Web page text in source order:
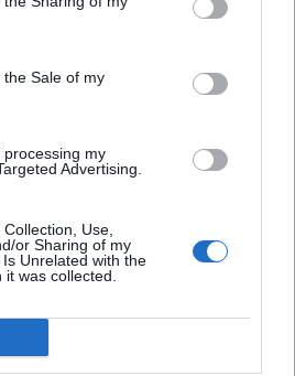
Sale of my
my
Advertising.
Use,
or Sharing of my
Unrelated with the
was collected.
απιξαμπάνη)
και εγκεφαλικού
Η
παρακολούθηση κατά τη
και παρέμβαση.
μπορεί να
καρδιοανάταξη
η καρδιά δεν